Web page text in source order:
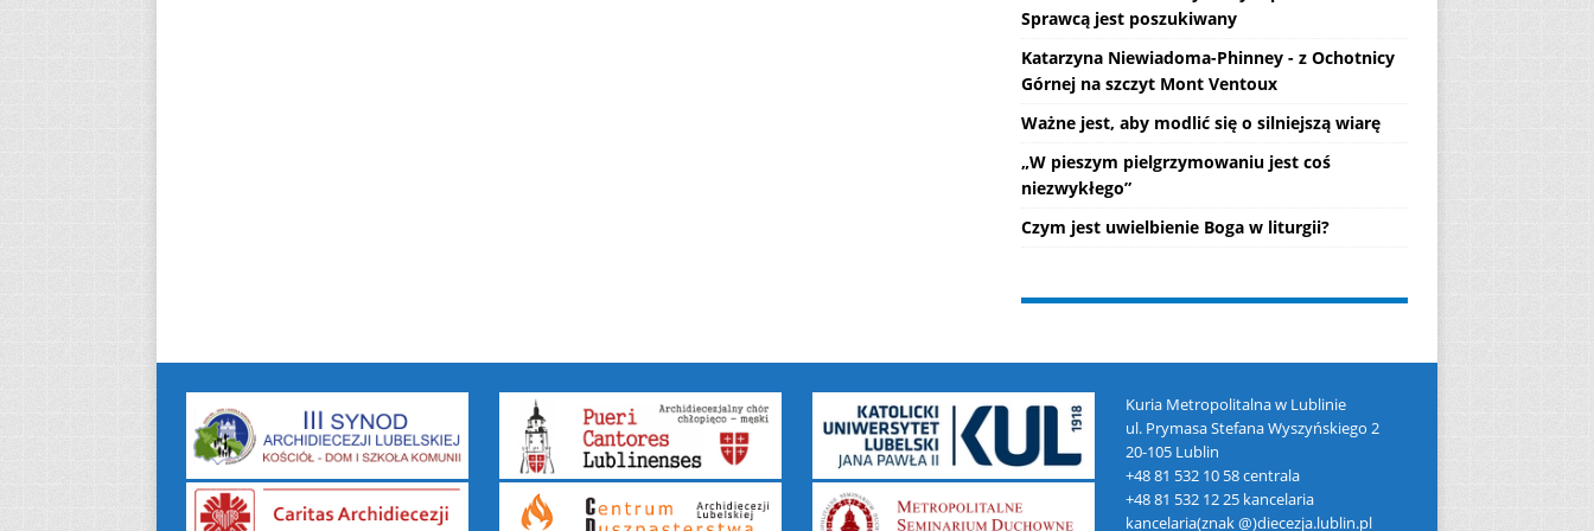
Sprawcą jest poszukiwany
Katarzyna Niewiadoma-Phinney - z Ochotnicy
Górnej na szczyt Mont Ventoux
Ważne jest, aby modlić się o silniejszą wiarę
„W pieszym pielgrzymowaniu jest coś
niezwykłego”
Czym jest uwielbienie Boga w liturgii?
Kuria Metropolitalna w Lublinie
ul. Prymasa Stefana Wyszyńskiego 2
20-105 Lublin
+48 81 532 10 58 centrala
+48 81 532 12 25 kancelaria
kancelaria(znak @)diecezja.lublin.pl